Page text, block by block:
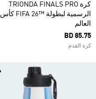
كرة TRIONDA FINALS PRO
الرسمية لبطولة ™26 FIFA كأس
العالم
BD 85.75
كرة القدم